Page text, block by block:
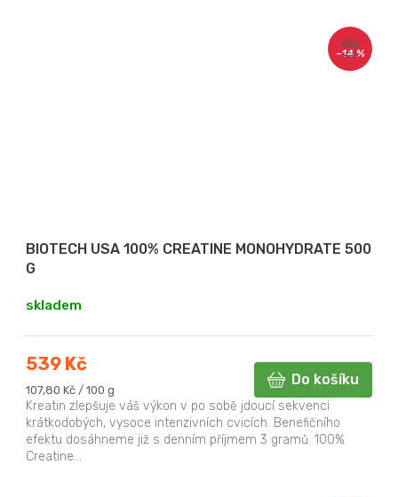
630
Kč
–14 %
BIOTECH USA 100% CREATINE MONOHYDRATE 500
G
skladem
539 Kč
Měrná
cena:
107,80 Kč / 100 g
Do košíku
Kreatin zlepšuje váš výkon v po sobě jdoucí sekvenci
krátkodobých, vysoce intenzivních cvicích. Benefičního
efektu dosáhneme již s denním příjmem 3 gramů. 100%
Creatine...